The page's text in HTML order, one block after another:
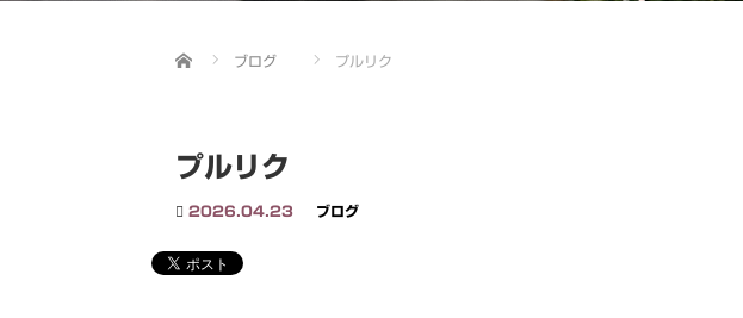
Home ブログ プルリク
プルリク
2026.04.23 ブログ